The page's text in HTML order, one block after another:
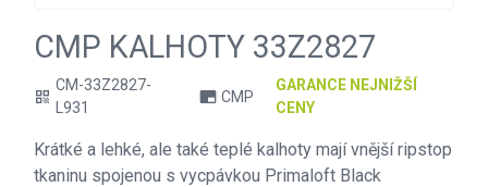
CMP KALHOTY 33Z2827
qr_code
CM-33Z2827-
L931
branding_watermark CMP
GARANCE NEJNIŽŠÍ
CENY
Krátké a lehké, ale také teplé kalhoty mají vnější ripstop
tkaninu spojenou s vycpávkou Primaloft Black